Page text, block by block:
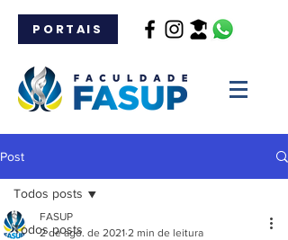
PORTAIS
Post
Todos posts
Todos posts
FASUP
2 de ago. de 2021 2 min de leitura